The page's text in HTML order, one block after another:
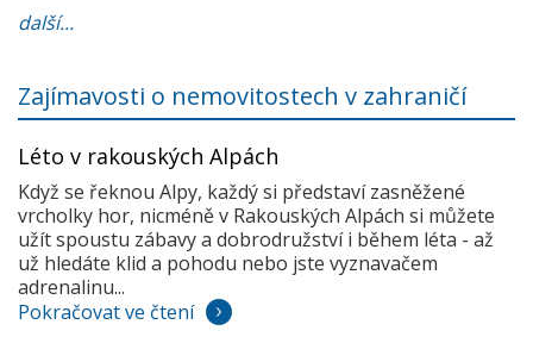
další...
Zajímavosti o nemovitostech v zahraničí
Léto v rakouských Alpách
Když se řeknou Alpy, každý si představí zasněžené
vrcholky hor, nicméně v Rakouských Alpách si můžete
užít spoustu zábavy a dobrodružství i během léta - až
už hledáte klid a pohodu nebo jste vyznavačem
adrenalinu...
Pokračovat ve čtení